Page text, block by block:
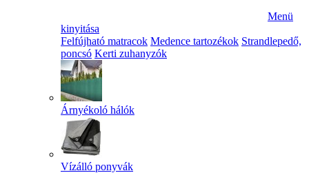
Menü
kinyitása
Felfújható matracok Medence tartozékok Strandlepedő,
poncsó Kerti zuhanyzók
Árnyékoló hálók
Vízálló ponyvák